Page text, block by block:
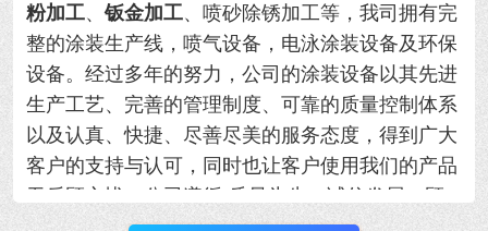
粉加工、钣金加工、喷砂除锈加工等，我司拥有完
整的涂装生产线，喷气设备，电泳涂装设备及环保
设备。经过多年的努力，公司的涂装设备以其先进
生产工艺、完善的管理制度、可靠的质量控制体系
以及认真、快捷、尽善尽美的服务态度，得到广大
客户的支持与认可，同时也让客户使用我们的产品
无后顾之忧。公司遵循“质量为先，诚信发展，顾
客满意。”的方针，以更好的产品和满意的服务奉